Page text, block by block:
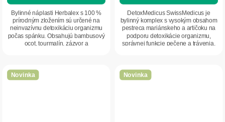
Bylinné náplasti Herbalex s 100 %
prírodným zložením sú určené na
neinvazívnu detoxikáciu organizmu
počas spánku. Obsahujú bambusový
ocot, tourmalín, zázvor a
DetoxMedicus SwissMedicus je
bylinný komplex s vysokým obsahom
pestreca mariánskeho a artičoku na
podporu detoxikácie organizmu,
správnej funkcie pečene a trávenia.
Novinka Novinka